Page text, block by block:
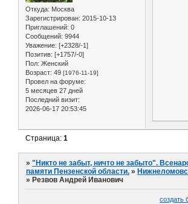
Откуда: Москва
Зарегистрирован: 2015-10-13
Приглашений: 0
Сообщений: 9944
Уважение: [+2328/-1]
Позитив: [+1757/-0]
Пол: Женский
Возраст: 49 [1976-11-19]
Провел на форуме:
5 месяцев 27 дней
Последний визит:
2026-06-17 20:53:45
Страница:1
»"Никто не забыт, ничто не забыто".
памяти Пензенской области. »
» Резвов Андрей Иванович
создать